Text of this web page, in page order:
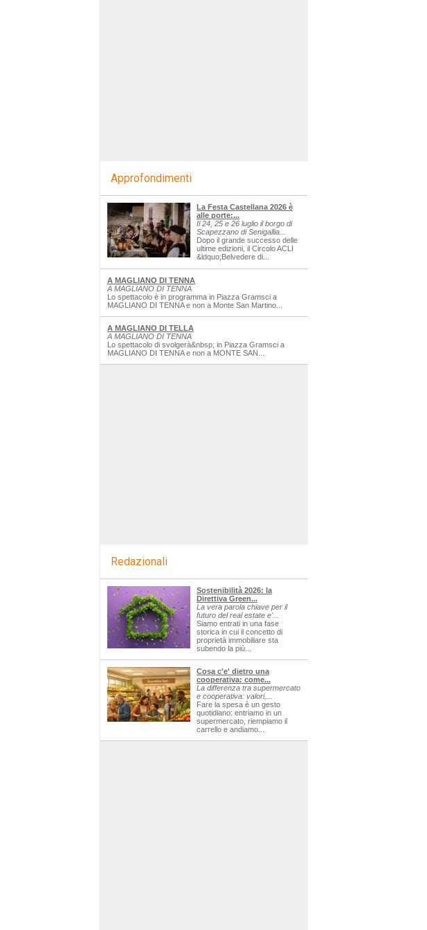
Approfondimenti
La Festa Castellana 2026 è
alle porte:...
Il 24, 25 e 26 luglio il borgo di
Scapezzano di Senigallia...
Dopo il grande successo delle
ultime edizioni, il Circolo ACLI
&ldquo;Belvedere di...
A MAGLIANO DI TENNA
A MAGLIANO DI TENNA
Lo spettacolo è in programma in Piazza Gramsci a
MAGLIANO DI TENNA e non a Monte San Martino...
A MAGLIANO DI TELLA
A MAGLIANO DI TENNA
Lo spettacolo di svolgerà&nbsp; in Piazza Gramsci a
MAGLIANO DI TENNA e non a MONTE SAN...
Redazionali
Sostenibilità 2026: la
Direttiva Green...
La vera parola chiave per il
futuro del real estate e'...
Siamo entrati in una fase
storica in cui il concetto di
proprietà immobiliare sta
subendo la più...
Cosa c'e' dietro una
cooperativa: come...
La differenza tra supermercato
e cooperativa: valori,...
Fare la spesa è un gesto
quotidiano: entriamo in un
supermercato, riempiamo il
carrello e andiamo...